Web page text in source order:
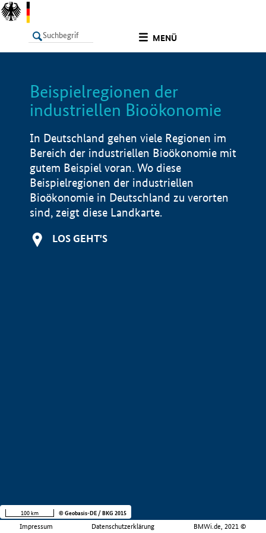
MENÜ
LISTE
Beispielregionen der
industriellen Bioökonomie
In Deutschland gehen viele Regionen im
Bereich der industriellen Bioökonomie mit
gutem Beispiel voran. Wo diese
Beispielregionen der industriellen
Bioökonomie in Deutschland zu verorten
sind, zeigt diese Landkarte.
LOS GEHT'S
Impressum Datenschutzerklärung BMWi.de, 2021 ©
100 km © Geobasis-DE / BKG 2015